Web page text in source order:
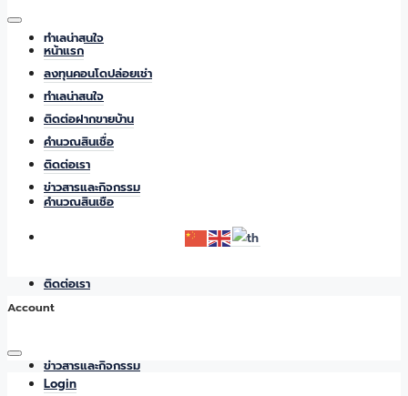
ทำเลน่าสนใจ
ติดต่อฝากขายบ้าน
คำนวณสินเชื่อ
ติดต่อเรา
ข่าวสารและกิจกรรม
หน้าแรก
ลงทุนคอนโดปล่อยเช่า
ทำเลน่าสนใจ
ติดต่อฝากขายบ้าน
คำนวณสินเชื่อ
ติดต่อเรา
ข่าวสารและกิจกรรม
Account
Login